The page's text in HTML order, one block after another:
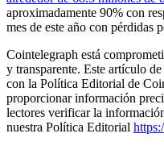
aproximadamente 90% con
mes de este año con pérdidas
Cointelegraph está
y transparente. Este artículo
con la Política Editorial de
proporcionar información
lectores verificar la
nuestra Política Editorial